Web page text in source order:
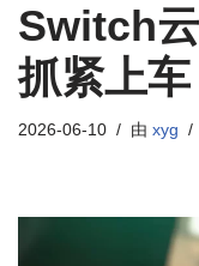
Switch
抓紧上车
2026-06-10 由 xyg